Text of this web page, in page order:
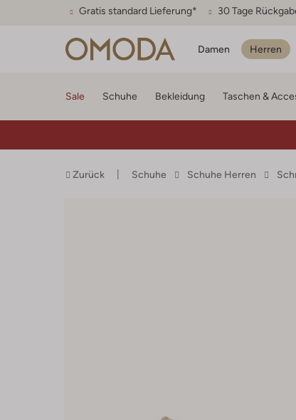
Gratis standard Lieferung* 30 Tage
Damen Herren
Sale Schuhe Bekleidung Taschen &
Zurück Schuhe Schuhe Herren